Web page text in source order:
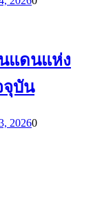
แดนแห่ง
จุบัน
20260